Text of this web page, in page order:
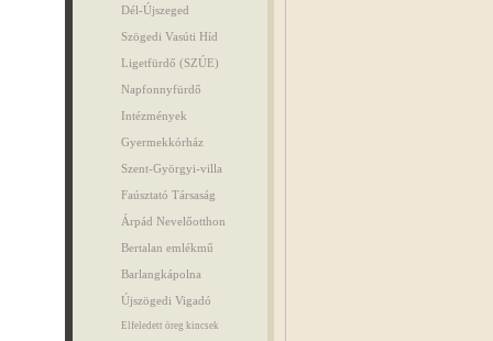
Dél-Újszeged
Szögedi Vasúti Híd
Ligetfürdő (SZÚE)
Napfonnyfürdő
Intézmények
Gyermekkórház
Szent-Györgyi-villa
Faúsztató Társaság
Árpád Nevelőotthon
Bertalan emlékmű
Barlangkápolna
Újszögedi Vigadó
Elfeledett öreg kincsek